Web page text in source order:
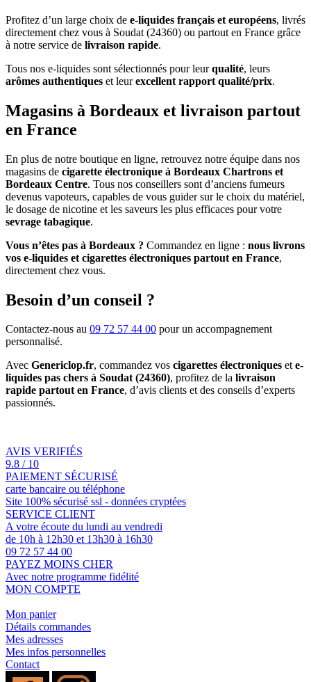
Profitez d’un large choix de e-liquides français et européens, livrés
directement chez vous à Soudat (24360) ou partout en France grâce
à notre service de livraison rapide.
Tous nos e-liquides sont sélectionnés pour leurqualité, leurs
arômes authentiques et leurexcellent rapport qualité/prix.
Magasins à Bordeaux et livraison partout
en France
En plus de notre boutique en ligne, retrouvez notre équipe dans nos
magasins de cigarette électronique à Bordeaux Chartrons et
Bordeaux Centre. Tous nos conseillers sont d’anciens fumeurs
devenus vapoteurs, capables de vous guider sur le choix du matériel,
le dosage de nicotine et les saveurs les plus efficaces pour votre
sevrage tabagique.
Vous n’êtes pas à Bordeaux ? Commandez en ligne : nous livrons
vos e-liquides et cigarettes électroniques partout en France,
directement chez vous.
Besoin d’un conseil ?
Contactez-nous au 09 72 57 44 00 pour un accompagnement
personnalisé.
Avec Genericlop.fr, commandez vos cigarettes électroniques ete-
liquides pas chers à Soudat (24360), profitez de la livraison
rapide partout en France, d’avis clients et des conseils d’experts
passionnés.
AVIS VERIFIÉS
9.8 / 10
PAIEMENT SÉCURISÉ
carte bancaire ou téléphone
Site 100% sécurisé ssl - données cryptées
SERVICE CLIENT
A votre écoute du lundi au vendredi
de 10h à 12h30 et 13h30 à 16h30
09 72 57 44 00
PAYEZ MOINS CHER
Avec notre programme fidélité
MON COMPTE
Mon panier
Détails commandes
Mes adresses
Mes infos personnelles
Contact